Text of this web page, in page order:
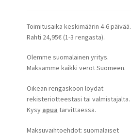
Toimitusaika keskimäärin 4-6 päivää.
Rahti 24,95€ (1-3 rengasta).
Olemme suomalainen yritys.
Maksamme kaikki verot Suomeen.
Oikean rengaskoon löydät
rekisteriotteestasi tai valmistajalta.
Kysy apua tarvittaessa.
Maksuvaihtoehdot: suomalaiset